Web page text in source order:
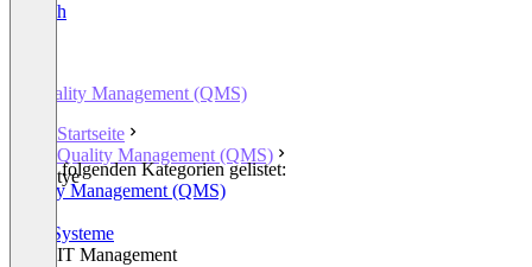
English
Quality Management (QMS)
Startseite
Quality Management (QMS)
tye
In den folgenden Kategorien gelistet:
Quality Management (QMS)
ERP-Systeme
Other IT Management